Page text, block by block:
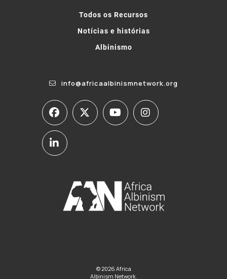
Todos os Recursos
Notícias e histórias
Albinismo
info@africaalbinismnetwork.org
© 2026 Africa
Albinism Network.